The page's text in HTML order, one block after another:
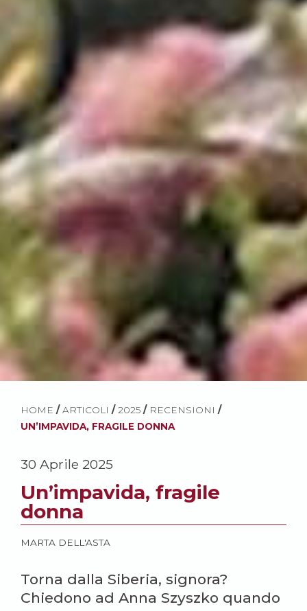
HOME / ARTICOLI / 2025 / RECENSIONI /
UN’IMPAVIDA, FRAGILE DONNA
30 Aprile 2025
Un’impavida, fragile
donna
MARTA DELL'ASTA
Torna dalla Siberia, signora?
Chiedono ad Anna Szyszko quando